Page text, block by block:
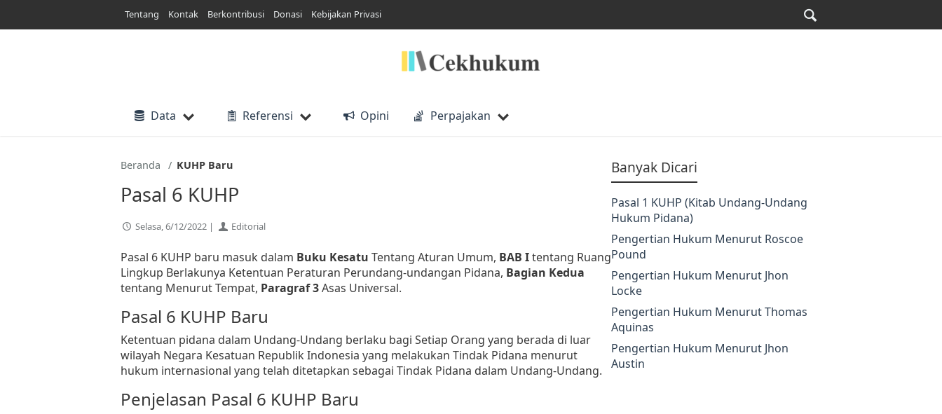
Tentang Kontak Berkontribusi Donasi Kebijakan Privasi
Data Referensi Opini Perpajakan
Beranda KUHP Baru
Pasal 6 KUHP
Selasa, 6/12/2022 | Editorial
Pasal 6 KUHP baru masuk dalam Buku Kesatu Tentang Aturan Umum, BAB Itentang Ruang
Lingkup Berlakunya Ketentuan Peraturan Perundang-undangan Pidana, Bagian Kedua
tentang Menurut Tempat, Paragraf 3Asas Universal.
Pasal 6 KUHP Baru
Ketentuan pidana dalam Undang-Undang berlaku bagi Setiap Orang yang berada di luar
wilayah Negara Kesatuan Republik Indonesia yang melakukan Tindak Pidana menurut
hukum internasional yang telah ditetapkan sebagai Tindak Pidana dalam Undang-Undang.
Penjelasan Pasal 6 KUHP Baru
Banyak Dicari
Pasal 1 KUHP (Kitab Undang-Undang
Hukum Pidana)
Pengertian Hukum Menurut Roscoe
Pound
Pengertian Hukum Menurut Jhon
Locke
Pengertian Hukum Menurut Thomas
Aquinas
Pengertian Hukum Menurut Jhon
Austin